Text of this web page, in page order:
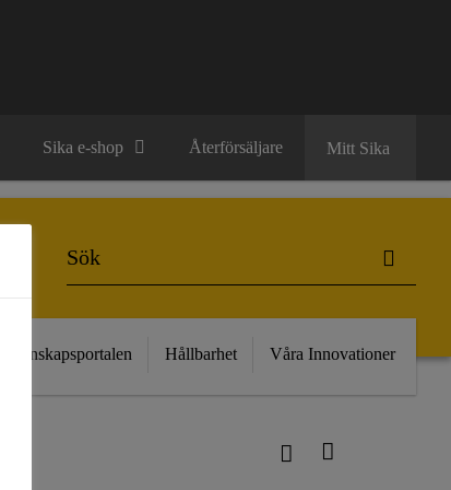
Sika e-shop Återförsäljare Mitt Sika
Kunskapsportalen Hållbarhet Våra Innovationer